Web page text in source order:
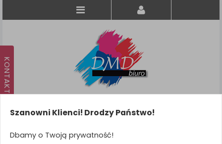
Szanowni Klienci! Drodzy Państwo!
Dbamy o Twoją prywatność!